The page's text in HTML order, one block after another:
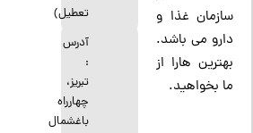
سازمان غذا و
دارو می باشد.
بهترین هارا از
ما بخواهید.
تعطیل)
آدرس
:
تبریز،
چهارراه
باغشمال